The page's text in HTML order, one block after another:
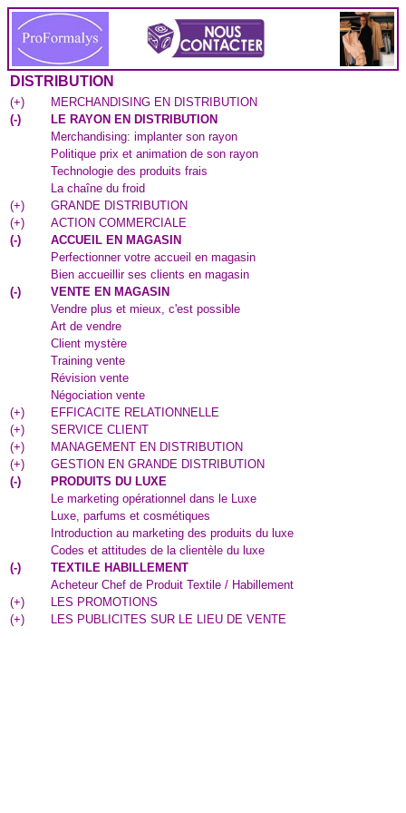
DISTRIBUTION
(+)
MERCHANDISING EN DISTRIBUTION
(-)
LE RAYON EN DISTRIBUTION
Merchandising: implanter son rayon
Politique prix et animation de son rayon
Technologie des produits frais
La chaîne du froid
(+)
GRANDE DISTRIBUTION
(+)
ACTION COMMERCIALE
(-)
ACCUEIL EN MAGASIN
Perfectionner votre accueil en magasin
Bien accueillir ses clients en magasin
(-)
VENTE EN MAGASIN
Vendre plus et mieux, c'est possible
Art de vendre
Client mystère
Training vente
Révision vente
Négociation vente
(+)
EFFICACITE RELATIONNELLE
(+)
SERVICE CLIENT
(+)
MANAGEMENT EN DISTRIBUTION
(+)
GESTION EN GRANDE DISTRIBUTION
(-)
PRODUITS DU LUXE
Le marketing opérationnel dans le Luxe
Luxe, parfums et cosmétiques
Introduction au marketing des produits du luxe
Codes et attitudes de la clientèle du luxe
(-)
TEXTILE HABILLEMENT
Acheteur Chef de Produit Textile / Habillement
(+)
LES PROMOTIONS
(+) LES PUBLICITES SUR LE LIEU DE VENTE